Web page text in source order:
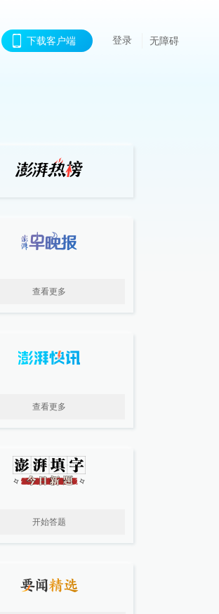
下载客户端 登录 无障碍
查看更多
查看更多
开始答题